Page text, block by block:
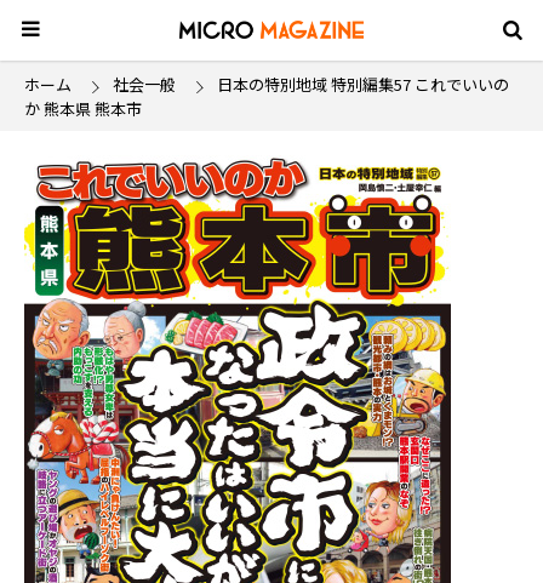
ホーム 社会一般
日本の特別地域 特別編集57 これでいいの
か 熊本県 熊本市